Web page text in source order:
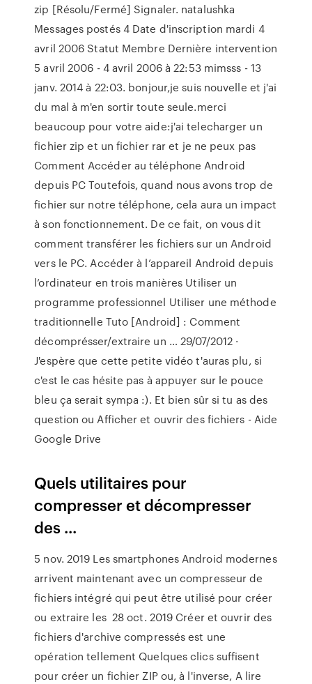
zip [Résolu/Fermé] Signaler. natalushka
Messages postés 4 Date d'inscription mardi 4
avril 2006 Statut Membre Dernière intervention
5 avril 2006 - 4 avril 2006 à 22:53 mimsss - 13
janv. 2014 à 22:03. bonjour,je suis nouvelle et j'ai
du mal à m'en sortir toute seule.merci
beaucoup pour votre aide:j'ai telecharger un
fichier zip et un fichier rar et je ne peux pas
Comment Accéder au téléphone Android
depuis PC Toutefois, quand nous avons trop de
fichier sur notre téléphone, cela aura un impact
à son fonctionnement. De ce fait, on vous dit
comment transférer les fichiers sur un Android
vers le PC. Accéder à l’appareil Android depuis
l’ordinateur en trois manières Utiliser un
programme professionnel Utiliser une méthode
traditionnelle Tuto [Android] : Comment
décomprésser/extraire un … 29/07/2012 ·
J'espère que cette petite vidéo t'auras plu, si
c'est le cas hésite pas à appuyer sur le pouce
bleu ça serait sympa :). Et bien sûr si tu as des
question ou Afficher et ouvrir des fichiers - Aide
Google Drive
Quels utilitaires pour
compresser et décompresser
des ...
5 nov. 2019 Les smartphones Android modernes
arrivent maintenant avec un compresseur de
fichiers intégré qui peut être utilisé pour créer
ou extraire les 28 oct. 2019 Créer et ouvrir des
fichiers d'archive compressés est une
opération tellement Quelques clics suffisent
pour créer un fichier ZIP ou, à l'inverse, A lire